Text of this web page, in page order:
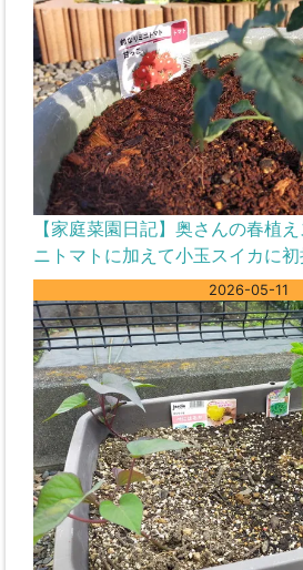
【家庭菜園日記】奥さんの春植
ニトマトに加えて小玉スイカに初
2026-05-11